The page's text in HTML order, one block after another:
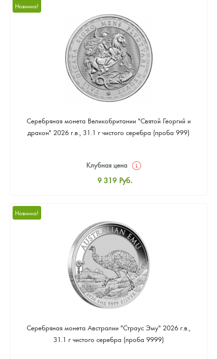
Цена выкупа
Звоните
Новинка!
Серебряная монета Великобритании "Святой Георгий и
дракон" 2026 г.в., 31.1 г чистого серебра (проба 999)
Клубная цена
9 319 Руб.
Цена выкупа
Звоните
Новинка!
Серебряная монета Австралии "Страус Эму" 2026 г.в.,
31.1 г чистого серебра (проба 9999)